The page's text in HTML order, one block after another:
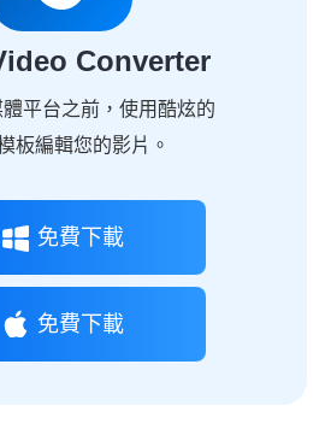
Converter
平台之前，使用酷炫的
板編輯您的影片。
免費下載
免費下載